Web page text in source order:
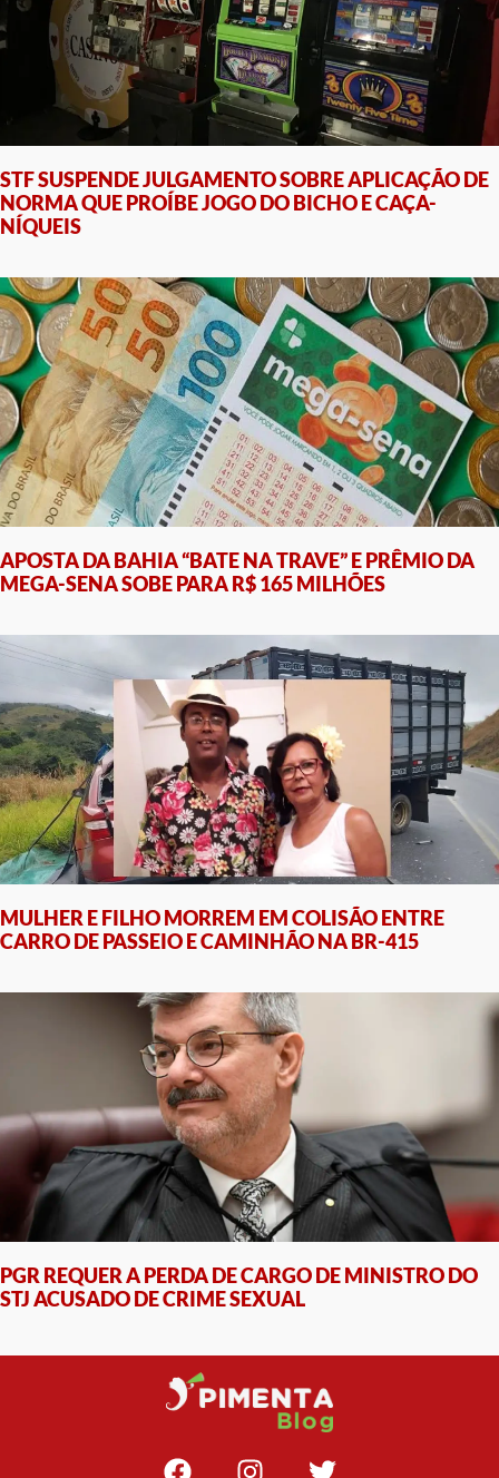
STF SUSPENDE JULGAMENTO SOBRE APLICAÇÃO DE
NORMA QUE PROÍBE JOGO DO BICHO E CAÇA-
NÍQUEIS
APOSTA DA BAHIA “BATE NA TRAVE” E PRÊMIO DA
MEGA-SENA SOBE PARA R$ 165 MILHÕES
MULHER E FILHO MORREM EM COLISÃO ENTRE
CARRO DE PASSEIO E CAMINHÃO NA BR-415
PGR REQUER A PERDA DE CARGO DE MINISTRO DO
STJ ACUSADO DE CRIME SEXUAL